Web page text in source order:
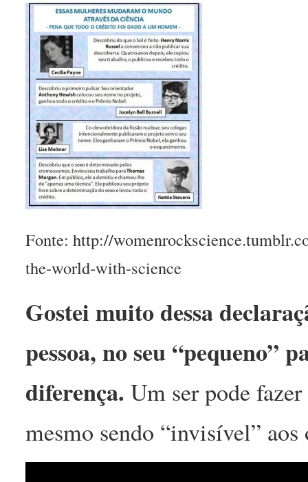
Fonte: http://
the-world-with-science
Gostei muito dessa
pessoa, no seu “pequeno”
diferença. Um ser pode
mesmo sendo “invisível”